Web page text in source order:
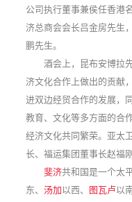
公司执行董事兼侯任香港
济总商会会长吕金房先生
鹏先生。
酒会上，昆布安博拉
济文化合作上做出的贡献
进双边经贸合作的发展，
教育、文化等多方面的合
经济文化共同繁荣。亚太
长、福运集团董事长赵福
斐济共和国是一个太
东、 汤加以西、 图瓦卢以